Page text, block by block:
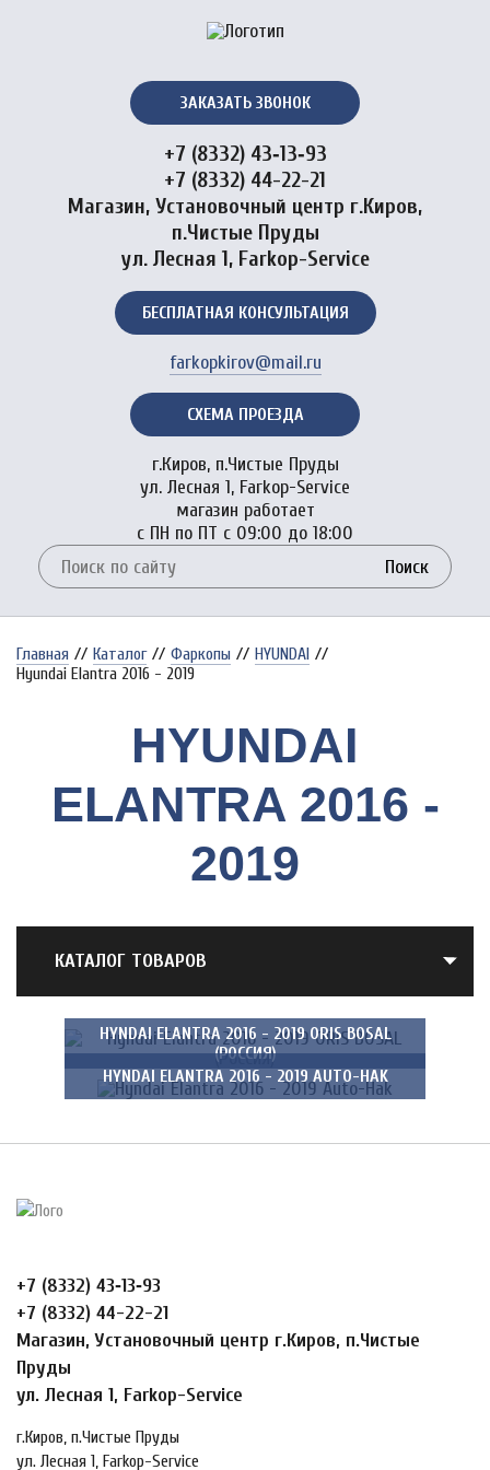
ЗАКАЗАТЬ ЗВОНОК
+7 (8332) 43‑13‑93
+7 (8332) 44-22-21
Магазин, Установочный центр г.Киров,
п.Чистые Пруды
ул. Лесная 1, Farkop-Service
БЕСПЛАТНАЯ КОНСУЛЬТАЦИЯ
farkopkirov@mail.ru
СХЕМА ПРОЕЗДА
г.Киров, п.Чистые Пруды
ул. Лесная 1, Farkop-Service
магазин работает
с ПН по ПТ с 09:00 до 18:00
Поиск
Главная // Каталог // Фаркопы // HYUNDAI //
Hyundai Elantra 2016 - 2019
HYUNDAI
ELANTRA 2016 -
2019
КАТАЛОГ ТОВАРОВ
HYNDAI ELANTRA 2016 - 2019 ORIS BOSAL
(РОССИЯ)
HYNDAI ELANTRA 2016 - 2019 AUTO-HAK
+7 (8332) 43‑13‑93
+7 (8332) 44-22-21
Магазин, Установочный центр г.Киров, п.Чистые
Пруды
ул. Лесная 1, Farkop-Service
г.Киров, п.Чистые Пруды
ул. Лесная 1, Farkop-Service